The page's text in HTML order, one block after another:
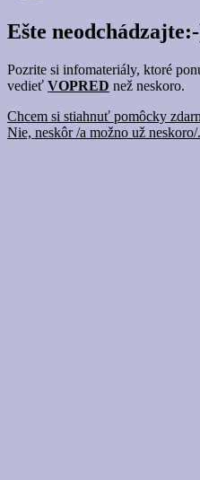
Ešte
Pozrite si infomateriály, ktoré
vedieť VOPRED než neskoro.
Chcem si stiahnuť pomôcky
Nie, neskôr /a možno už neskoro/.